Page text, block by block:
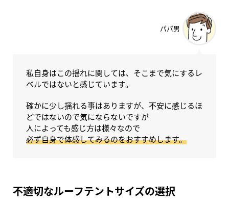
パパ男
私自身はこの揺れに関しては、そこまで気にするレ
ベルではないと感じています。
確かに少し揺れる事はありますが、不安に感じるほ
どではないので気にならないですが
人によっても感じ方は様々なので
必ず自身で体感してみるのをおすすめします。
不適切なルーフテントサイズの選択